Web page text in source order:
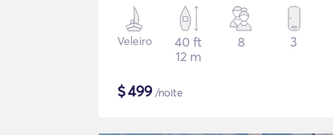
Veleiro
40 ft
12 m
8 3
$499/noite